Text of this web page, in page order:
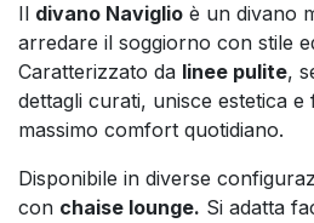
Il divano Naviglio è un divano
arredare il soggiorno con stile
Caratterizzato da linee pulite,
dettagli curati, unisce estetica
massimo comfort quotidiano.
Disponibile in diverse
con chaise lounge. Si adatta